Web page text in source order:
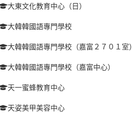
大東文化教育中心（日）
大韓韓國語專門學校
大韓韓國語專門學校（嘉富２７０１室）
大韓韓國語專門學校（嘉富中心）
天一蜜蜂教育中心
天姿美甲美容中心